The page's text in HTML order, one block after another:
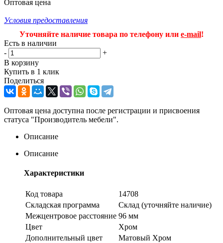
Оптовая цена
Условия предоставления
Уточняйте наличие товара по телефону или e-mail!
Есть в наличии
-
+
В корзину
Купить в 1 клик
Поделиться
Оптовая цена доступна после регистрации и присвоения
статуса "Производитель мебели".
Описание
Описание
Характеристики
Код товара
14708
Складская программа
Склад (уточняйте наличие)
Межцентровое расстояние 96 мм
Цвет
Хром
Дополнительный цвет
Матовый Хром